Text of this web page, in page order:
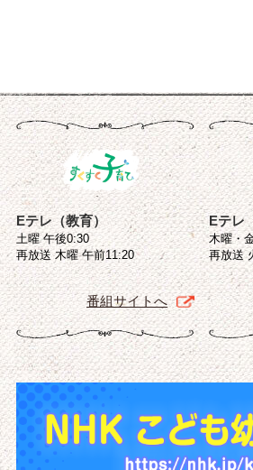
Eテレ（教育）
土曜 午後0:30
再放送 木曜 午前11:20
番組サイトへ
Eテレ
木曜・
再放送